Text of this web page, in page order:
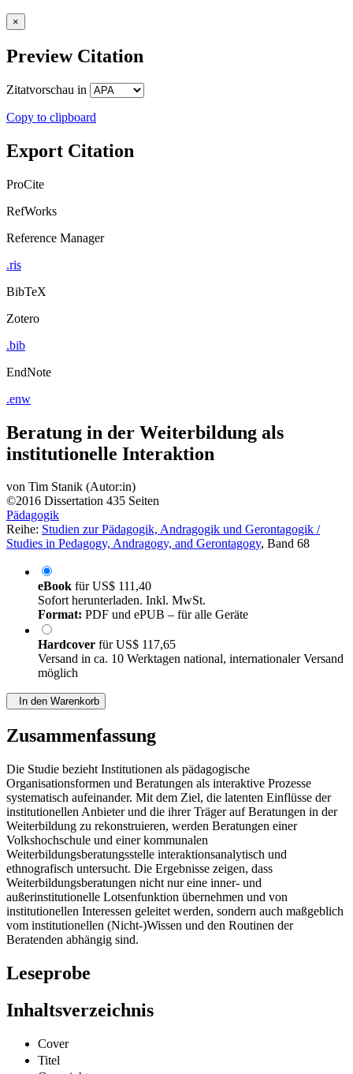
×
Preview Citation
Zitatvorschau in
Copy to clipboard
Export Citation
ProCite
RefWorks
Reference Manager
.ris
BibTeX
Zotero
.bib
EndNote
.enw
Beratung in der Weiterbildung als
institutionelle Interaktion
von Tim Stanik (Autor:in)
©2016 Dissertation 435 Seiten
Pädagogik
Reihe: Studien zur Pädagogik, Andragogik und Gerontagogik /
Studies in Pedagogy, Andragogy, and Gerontagogy, Band 68
eBook fürUS$ 111,40
Sofort herunterladen. Inkl. MwSt.
Format: PDF und ePUB – für alle Geräte
Hardcover fürUS$ 117,65
Versand in ca. 10 Werktagen national, internationaler Versand
möglich
In den Warenkorb
Zusammenfassung
Die Studie bezieht Institutionen als pädagogische
Organisationsformen und Beratungen als interaktive Prozesse
systematisch aufeinander. Mit dem Ziel, die latenten Einflüsse der
institutionellen Anbieter und die ihrer Träger auf Beratungen in der
Weiterbildung zu rekonstruieren, werden Beratungen einer
Volkshochschule und einer kommunalen
Weiterbildungsberatungsstelle interaktionsanalytisch und
ethnografisch untersucht. Die Ergebnisse zeigen, dass
Weiterbildungsberatungen nicht nur eine inner- und
außerinstitutionelle Lotsenfunktion übernehmen und von
institutionellen Interessen geleitet werden, sondern auch maßgeblich
vom institutionellen (Nicht-)Wissen und den Routinen der
Beratenden abhängig sind.
Leseprobe
Inhaltsverzeichnis
Cover
Titel